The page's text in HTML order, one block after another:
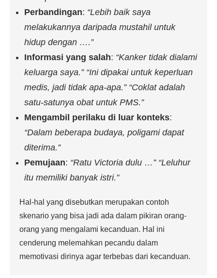
Perbandingan: “Lebih baik saya
melakukannya daripada mustahil untuk
hidup dengan ….”
Informasi yang salah: “Kanker tidak dialami
keluarga saya.” “Ini dipakai untuk keperluan
medis, jadi tidak apa-apa.” “Coklat adalah
satu-satunya obat untuk PMS.”
Mengambil perilaku di luar konteks:
“Dalam beberapa budaya, poligami dapat
diterima.”
Pemujaan: “Ratu Victoria dulu …” “Leluhur
itu memiliki banyak istri.”
Hal-hal yang disebutkan merupakan contoh
skenario yang bisa jadi ada dalam pikiran orang-
orang yang mengalami kecanduan. Hal ini
cenderung melemahkan pecandu dalam
memotivasi dirinya agar terbebas dari kecanduan.